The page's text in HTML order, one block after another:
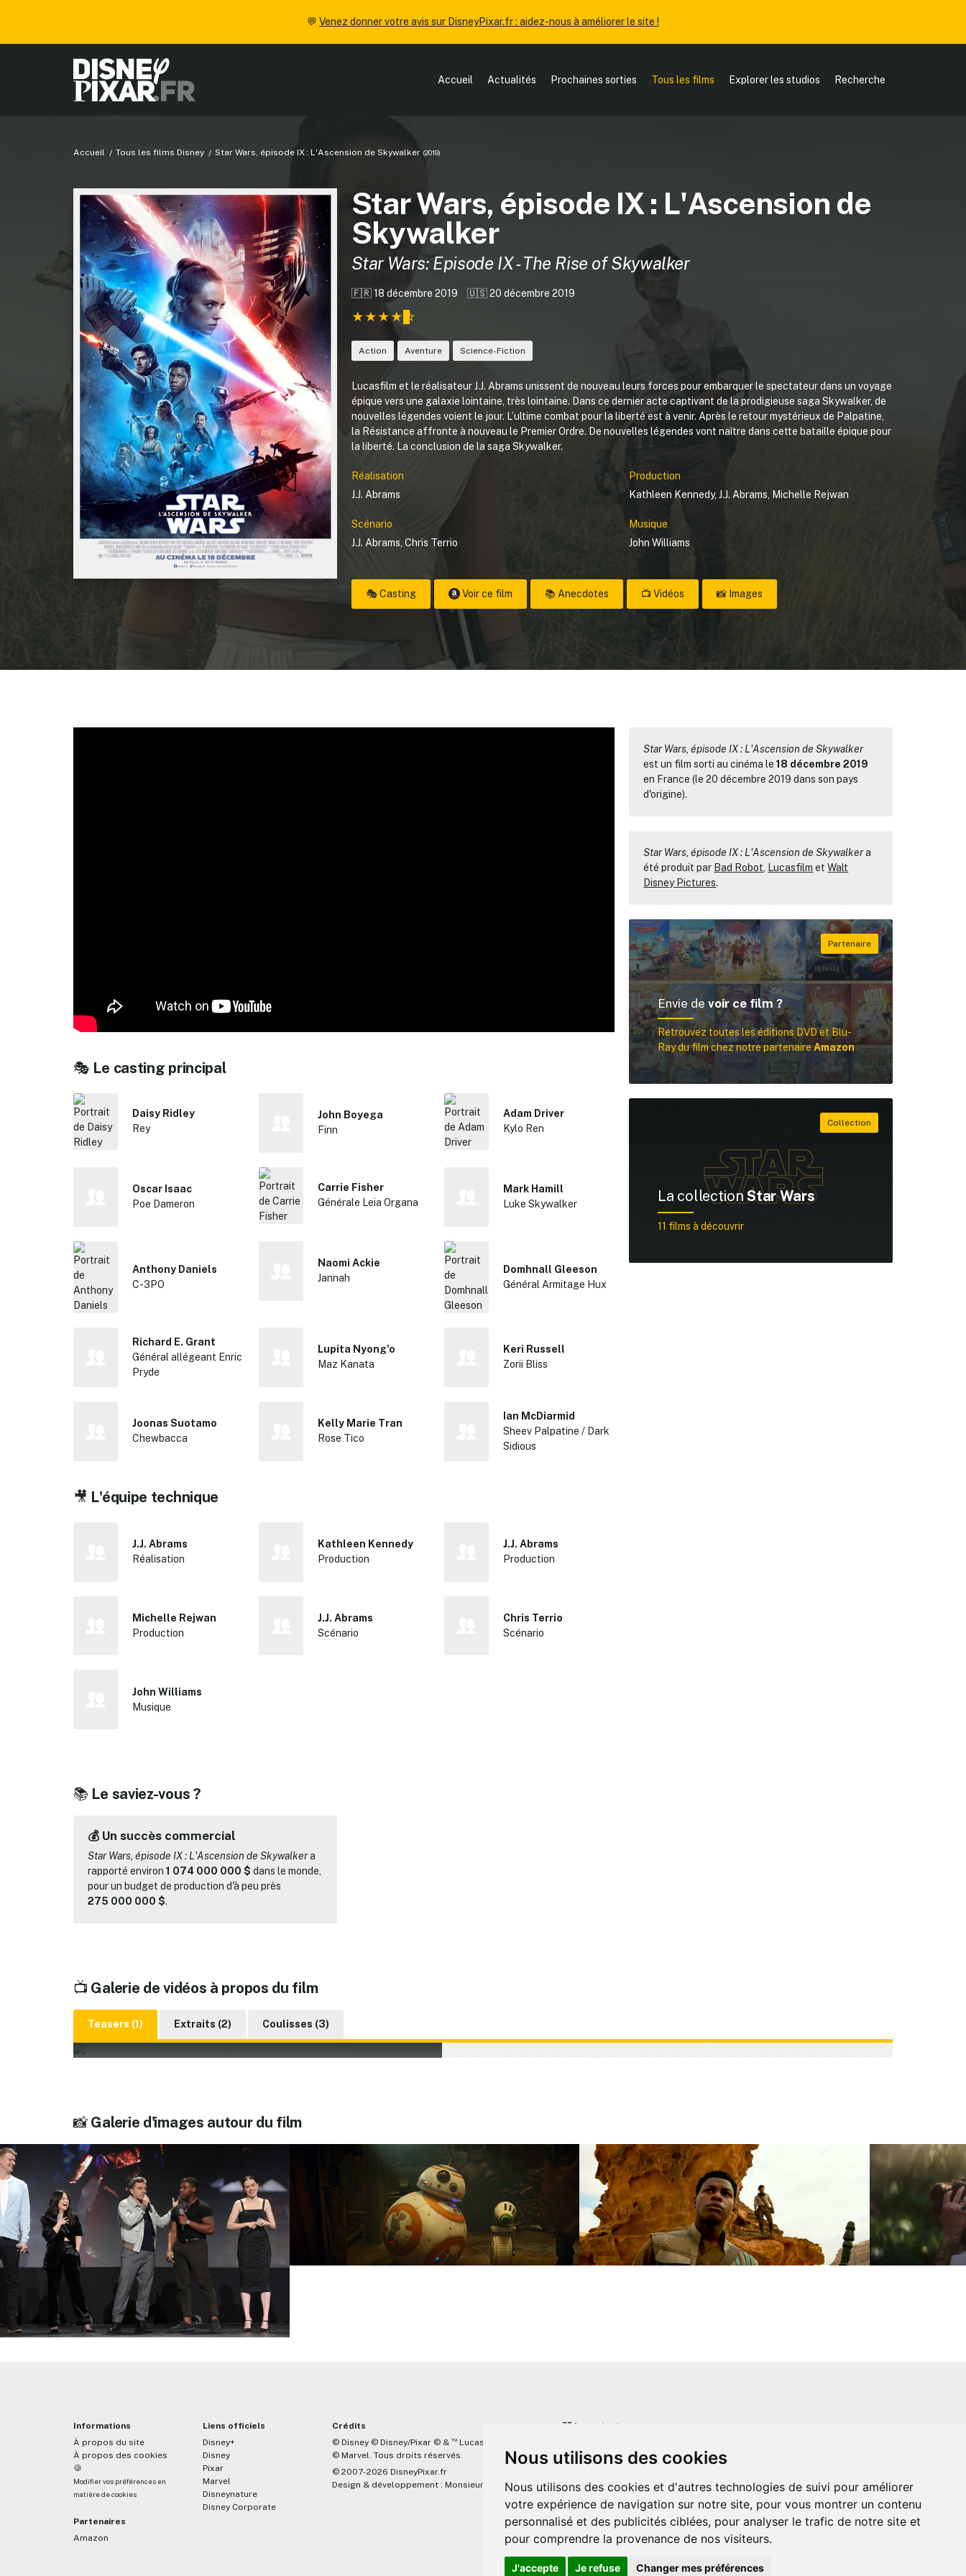
Nous utilisons des cookies
Nous utilisons des cookies et d'autres technologies de suivi pour améliorer
votre expérience de navigation sur notre site, pour vous montrer un contenu
personnalisé et des publicités ciblées, pour analyser le trafic de notre site et
pour comprendre la provenance de nos visiteurs.
J'accepte Je refuse Changer mes préférences
💬 Venez donner votre avis sur DisneyPixar.fr : aidez-nous à améliorer le site !
Accueil Actualités Prochaines sorties Tous les films Explorer les studios Recherche
Accueil Tous les films Disney Star Wars, épisode IX : L'Ascension de Skywalker (2019)
Star Wars, épisode IX : L'Ascension de
Skywalker
Star Wars: Episode IX - The Rise of Skywalker
🇫🇷 18 décembre 2019 🇺🇸 20 décembre 2019
Action Aventure Science-Fiction
Lucasfilm et le réalisateur J.J. Abrams unissent de nouveau leurs forces pour embarquer le spectateur dans un voyage
épique vers une galaxie lointaine, très lointaine. Dans ce dernier acte captivant de la prodigieuse saga Skywalker, de
nouvelles légendes voient le jour. L’ultime combat pour la liberté est à venir. Après le retour mystérieux de Palpatine,
la Résistance affronte à nouveau le Premier Ordre. De nouvelles légendes vont naître dans cette bataille épique pour
la liberté. La conclusion de la saga Skywalker.
Réalisation
J.J. Abrams
Production
Kathleen Kennedy,J.J. Abrams Michelle Rejwan
Scénario
J.J. Abrams Chris Terrio
Musique
John Williams
🎭 Casting Voir ce film 📚 Anecdotes 📺 Vidéos 📸 Images
🎭 Le casting principal
Daisy Ridley
Rey
John Boyega
Finn
Adam Driver
Kylo Ren
Oscar Isaac
Poe Dameron
Carrie Fisher
Générale Leia Organa
Mark Hamill
Luke Skywalker
Anthony Daniels
C-3PO
Naomi Ackie
Jannah
Domhnall Gleeson
Général Armitage Hux
Richard E. Grant
Général allégeant Enric
Pryde
Lupita Nyong'o
Maz Kanata
Keri Russell
Zorii Bliss
Joonas Suotamo
Chewbacca
Kelly Marie Tran
Rose Tico
Ian McDiarmid
Sheev Palpatine / Dark
Sidious
🎥 L'équipe technique
J.J. Abrams
Réalisation
Kathleen Kennedy
Production
J.J. Abrams
Production
Michelle Rejwan
Production
J.J. Abrams
Scénario
Chris Terrio
Scénario
John Williams
Musique
Star Wars, épisode IX : L'Ascension de Skywalker
est un film sorti au cinéma le18 décembre 2019
en France (le 20 décembre 2019 dans son pays
d'origine).
Star Wars, épisode IX : L'Ascension de Skywalkera
été produit par Bad Robot Lucasfilm etWalt
Disney Pictures.
Envie devoir ce film ?
Retrouvez toutes les éditions DVD et Blu-
Ray du film chez notre partenaireAmazon
La collectionStar Wars
11 films à découvrir
📚 Le saviez-vous ?
💰 Un succès commercial
Star Wars, épisode IX : L'Ascension de Skywalkera
rapporté environ 1 074 000 000 $ dans le monde,
pour un budget de production d'à peu près
275 000 000 $.
📺 Galerie de vidéos à propos du film
Teasers (1) Extraits (2) Coulisses (3)
Star Wars : L'Ascension de Skywalker - Teaser [VF]
📸Galerie d'images autour du film
Informations
À propos du site
À propos des cookies
🍪
Modifier vos préférences en
matière de cookies
Partenaires
Amazon
Liens officiels
Disney+
Disney
Pixar
Marvel
Disneynature
Disney Corporate
Crédits
© Disney © Disney/Pixar © & ™ Lucasfilm LTD
© Marvel. Tous droits réservés.
© 2007-2026 DisneyPixar.fr
Design & développement : MonsieurPaul
☝🏼 Important
lié de quelque manière que ce soit avec The Walt Disney
Company, Pixar, Disney Enterprises, Inc ou leurs dérivés ou
associés. Toute demande adressée aux studios Disney ou
Pixar sera ignorée. Merci de votre compréhension.
✕